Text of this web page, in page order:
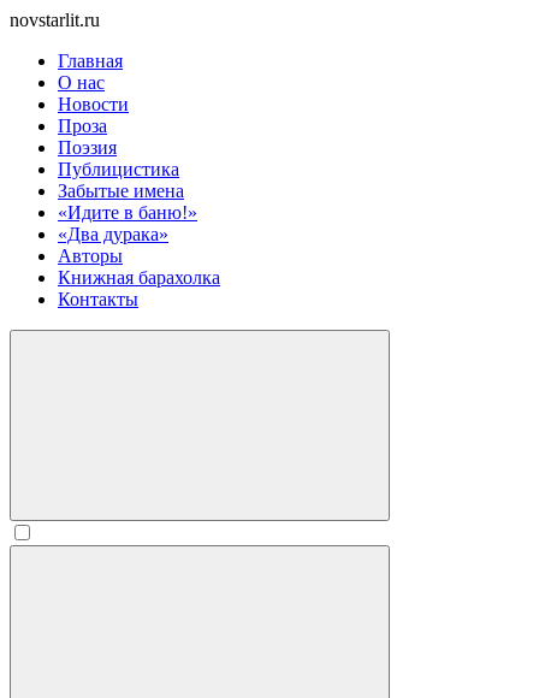
novstarlit.ru
Главная
О нас
Новости
Проза
Поэзия
Публицистика
Забытые имена
«Идите в баню!»
«Два дурака»
Авторы
Книжная барахолка
Контакты